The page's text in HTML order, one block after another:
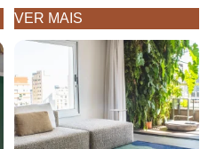
VER MAIS